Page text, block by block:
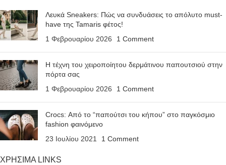
Λευκά Sneakers: Πώς να συνδυάσεις το απόλυτο must-
have της Tamaris φέτος!
1 Φεβρουαρίου 2026
1 Comment
Η τέχνη του χειροποίητου δερμάτινου παπουτσιού στην
πόρτα σας
1 Φεβρουαρίου 2026
1 Comment
Crocs: Από το “παπούτσι του κήπου” στο παγκόσμιο
fashion φαινόμενο
23 Ιουλίου 2021
1 Comment
ΧΡΗΣΙΜΑ LINKS